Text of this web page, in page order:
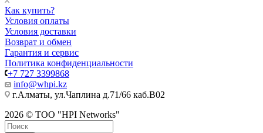
Как купить?
Условия оплаты
Условия доставки
Возврат и обмен
Гарантия и сервис
Политика конфиденциальности
+7 727 3399868
info@whpi.kz
г.Алматы, ул.Чаплина д.71/66 каб.B02
2026 © ТОО "HPI Networks"